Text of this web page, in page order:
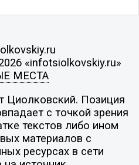
«infotsiolkovskiy.ru»
МЕСТА
Циолковский. Позиция
с точкой зрения
текстов либо ином
материалов с
ресурсах в сети